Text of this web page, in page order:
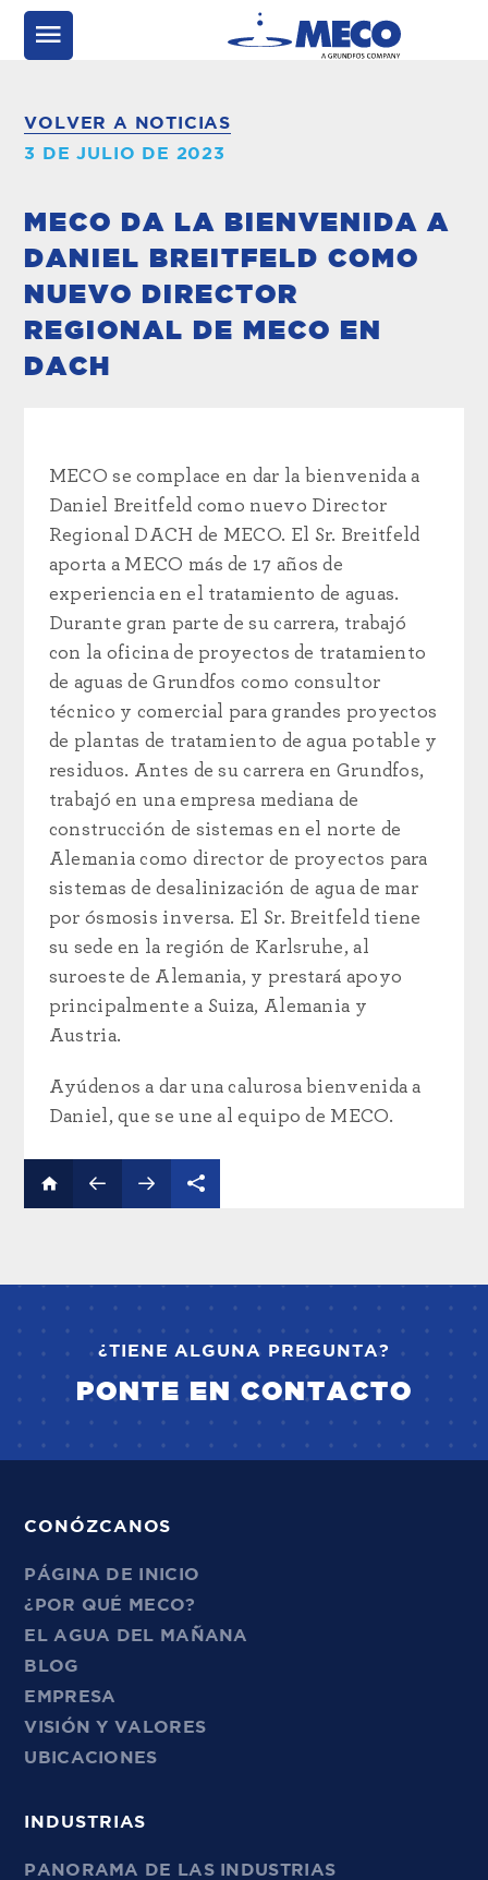
VOLVER A NOTICIAS
3 DE JULIO DE 2023
MECO DA LA BIENVENIDA A
DANIEL BREITFELD COMO
NUEVO DIRECTOR
REGIONAL DE MECO EN
DACH
MECO se complace en dar la bienvenida a
Daniel Breitfeld como nuevo Director
Regional DACH de MECO. El Sr. Breitfeld
aporta a MECO más de 17 años de
experiencia en el tratamiento de aguas.
Durante gran parte de su carrera, trabajó
con la oficina de proyectos de tratamiento
de aguas de Grundfos como consultor
técnico y comercial para grandes proyectos
de plantas de tratamiento de agua potable y
residuos. Antes de su carrera en Grundfos,
trabajó en una empresa mediana de
construcción de sistemas en el norte de
Alemania como director de proyectos para
sistemas de desalinización de agua de mar
por ósmosis inversa. El Sr. Breitfeld tiene
su sede en la región de Karlsruhe, al
suroeste de Alemania, y prestará apoyo
principalmente a Suiza, Alemania y
Austria.
Ayúdenos a dar una calurosa bienvenida a
Daniel, que se une al equipo de MECO.
¿TIENE ALGUNA PREGUNTA?
PONTE EN CONTACTO
CONÓZCANOS
PÁGINA DE INICIO
¿POR QUÉ MECO?
EL AGUA DEL MAÑANA
BLOG
EMPRESA
VISIÓN Y VALORES
UBICACIONES
INDUSTRIAS
PANORAMA DE LAS INDUSTRIAS